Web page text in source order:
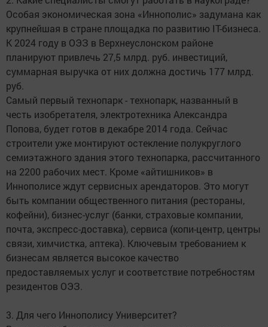
Особая экономическая зона «Иннополис» задумана как
крупнейшая в стране площадка по развитию IТ-бизнеса.
К 2024 году в ОЭЗ в Верхнеуслонском районе
планируют привлечь 27,5 млрд. руб. инвестиций,
суммарная выручка от них должна достичь 177 млрд.
руб.
Самый первый технопарк - технопарк, названный в
честь изобретателя, электротехника Александра
Попова, будет готов в декабре 2014 года. Сейчас
строители уже монтируют остекление полукруглого
семиэтажного здания этого технопарка, рассчитанного
на 2200 рабочих мест. Кроме «айтишников» в
Иннополисе ждут сервисных арендаторов. Это могут
быть компании общественного питания (рестораны,
кофейни), бизнес-услуг (банки, страховые компании,
почта, экспресс-доставка), сервиса (копи-центр, центры
связи, химчистка, аптека). Ключевым требованием к
бизнесам является высокое качество
предоставляемых услуг и соответствие потребностям
резидентов ОЭЗ.
3. Для чего Иннополису Университет?